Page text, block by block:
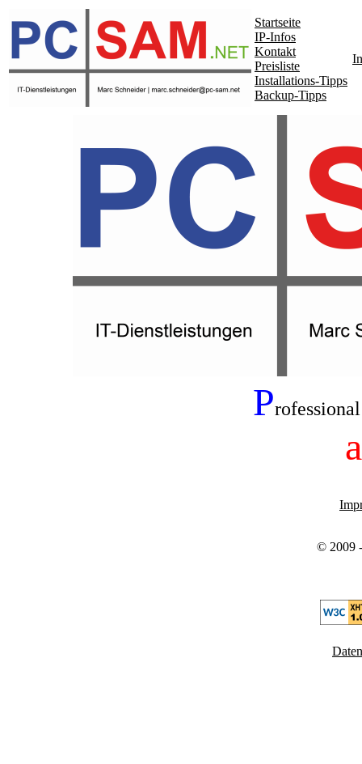
Startseite
IP-Infos
Kontakt
Preisliste
Installations-Tipps
Backup-Tipps
P
a
© 2009